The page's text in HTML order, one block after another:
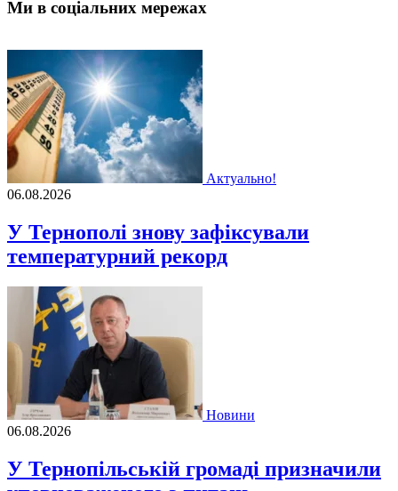
Ми в соціальних мережах
Актуально!
06.08.2026
У Тернополі знову зафіксували
температурний рекорд
Новини
06.08.2026
У Тернопільській громаді призначили